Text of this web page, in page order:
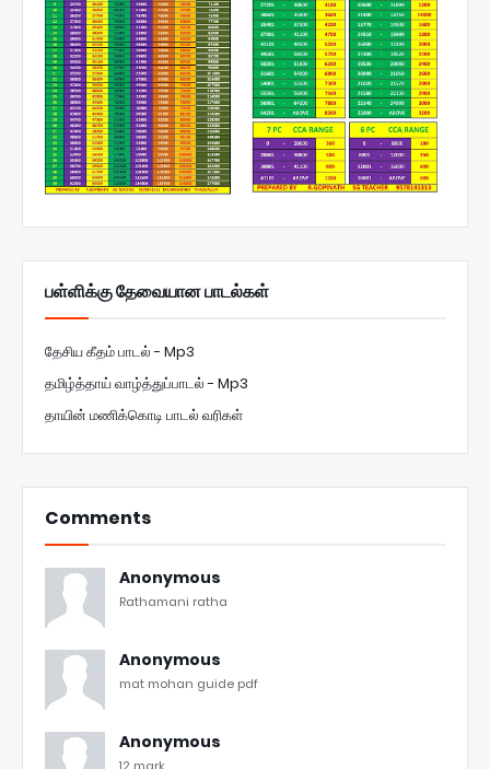
பள்ளிக்கு தேவையான பாடல்கள்
தேசிய கீதம் பாடல் - Mp3
தமிழ்த்தாய் வாழ்த்துப்பாடல் - Mp3
தாயின் மணிக்கொடி பாடல் வரிகள்
Comments
Anonymous
Rathamani ratha
Anonymous
mat mohan guide pdf
Anonymous